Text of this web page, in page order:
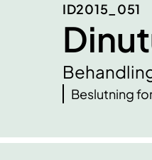
ID2015_051
Beslutning